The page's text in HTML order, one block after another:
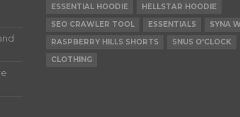
ESSENTIAL HOODIE
HELLSTAR HOODIE
SEO CRAWLER TOOL
ESSENTIALS
SYNA
RASPBERRY HILLS SHORTS
SNUS O'CLOCK
CLOTHING